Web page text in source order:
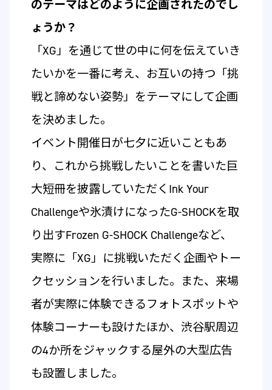
のテーマはどのように企画されたのでし
ょうか？
「XG」を通じて世の中に何を伝えていき
たいかを一番に考え、お互いの持つ「挑
戦と諦めない姿勢」をテーマにして企画
を決めました。
イベント開催日が七夕に近いこともあ
り、これから挑戦したいことを書いた巨
大短冊を披露していただくInk Your
Challengeや氷漬けになったG-SHOCKを取
り出すFrozen G-SHOCK Challengeなど、
実際に「XG」に挑戦いただく企画やトー
クセッションを行いました。また、来場
者が実際に体験できるフォトスポットや
体験コーナーも設けたほか、渋谷駅周辺
の4か所をジャックする屋外の大型広告
も設置しました。